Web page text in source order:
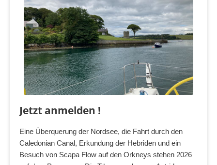
Jetzt anmelden !
Eine Überquerung der Nordsee, die Fahrt durch den
Caledonian Canal, Erkundung der Hebriden und ein
Besuch von Scapa Flow auf den Orkneys stehen 2026